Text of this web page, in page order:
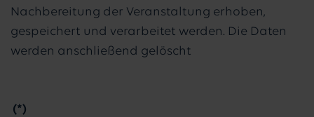
Nachbereitung der Veranstaltung erhoben,
gespeichert und verarbeitet werden. Die Daten
werden anschließend gelöscht
(*)